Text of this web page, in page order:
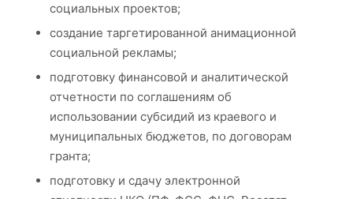
социальных проектов;
создание таргетированной анимационной
социальной рекламы;
подготовку финансовой и аналитической
отчетности по соглашениям об
использовании субсидий из краевого и
муниципальных бюджетов, по договорам
гранта;
подготовку и сдачу электронной